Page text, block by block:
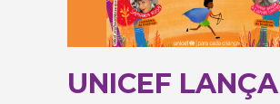
UNICEF LANÇA